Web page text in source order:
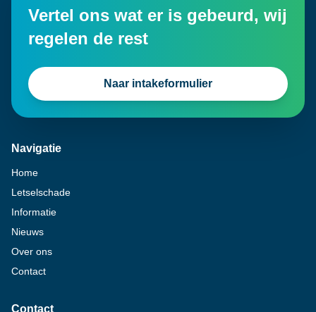
Vertel ons wat er is gebeurd, wij
regelen de rest
Naar intakeformulier
Navigatie
Home
Letselschade
Informatie
Nieuws
Over ons
Contact
Contact